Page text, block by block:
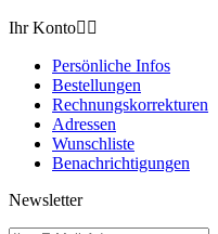
Ihr Konto 
Persönliche Infos
Bestellungen
Rechnungskorrekturen
Adressen
Wunschliste
Benachrichtigungen
Newsletter